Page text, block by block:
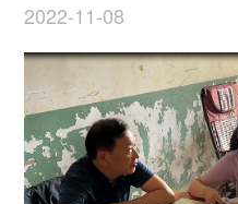
2022-11-08